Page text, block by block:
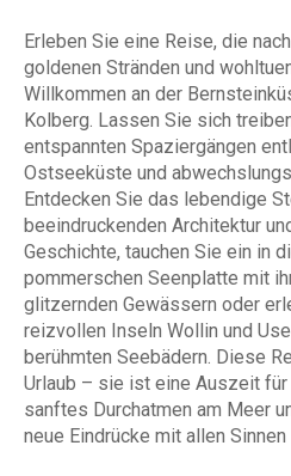
Erleben Sie eine Reise, die
goldenen Stränden und
Willkommen an der
Kolberg. Lassen Sie sich
entspannten Spaziergängen
Ostseeküste und
Entdecken Sie das lebendige
beeindruckenden Architektur
Geschichte, tauchen Sie ein in
pommerschen Seenplatte mit
glitzernden Gewässern oder
reizvollen Inseln Wollin und
berühmten Seebädern. Diese
Urlaub – sie ist eine Auszeit für
sanftes Durchatmen am Meer
neue Eindrücke mit allen